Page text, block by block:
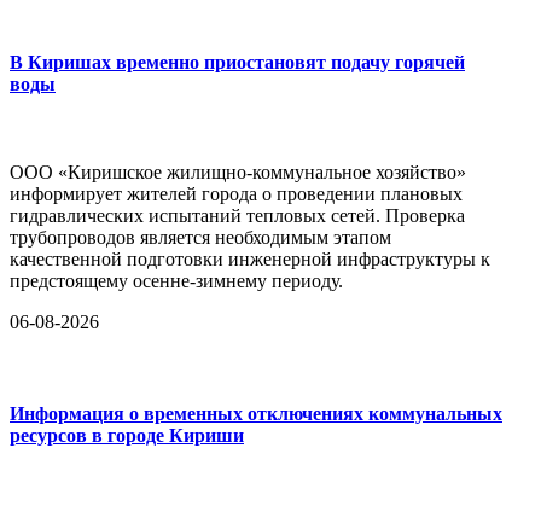
В Киришах временно приостановят подачу горячей
воды
ООО «Киришское жилищно-коммунальное хозяйство»
информирует жителей города о проведении плановых
гидравлических испытаний тепловых сетей. Проверка
трубопроводов является необходимым этапом
качественной подготовки инженерной инфраструктуры к
предстоящему осенне-зимнему периоду.
06-08-2026
Информация о временных отключениях коммунальных
ресурсов в городе Кириши